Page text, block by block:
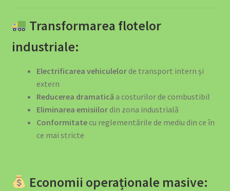
Accessibility Policy
Acumulator Solar SunArk 10.24 kWh (200Ah) – Bestseller-ul
EV4GREEN
Acumulator Solar SunArk 14.34 kWh (280Ah) – Putere
Pentru Consumatori Mari
Acumulator Solar SunArk 16.08 kWh (314Ah) – Top de Gamă
Acumulator Solar SunArk 5.12 kWh (100Ah) 51.2V LiFePO4
Transformarea flotelor
industriale:
Electrificarea vehiculelorde transport intern și
extern
Reducerea dramatică a costurilor de combustibil
Eliminarea emisiilordin zona industrială
Conformitatecu reglementările de mediu din ce în
ce mai stricte
Economii operaționale masive: